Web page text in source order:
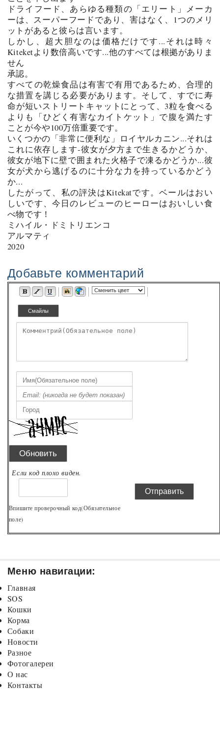
ドライフード、あらゆる種類の「エリート」メーカ
ーは、スーパーフードであり、害はなく、1つのメリ
ットがあると彼らは言います。
しかし、超大胆なのは価格だけです...それは時々
Kiteketより数倍高いです...他のすべては根拠がありま
せん
承認。
すべての乾燥食品は有害で有用であるため、合理的
な措置を講じる必要があります。そして、すでに寿
命が短いストリートキャットにとって、3粒を食べる
よりも「ひどく有害なカイトケット」で腹を満たす
ことが今や100万倍重要です。
いくつかの「非常に便利な」ロイヤルカニン...それは
これに依存します-彼女が夕方まで生きるかどうか、
彼女が地下に壁で囲まれた火格子で凍るかどうか...彼
女が犬から逃げるのに十分な力を持っているかどう
か...
したがって、私の評決はKitekatです。ベールはおい
しいです、今日のレビューのヒーローはおいしい食
べ物です！
ミハイル・ドミトリエンコ
アルマティ
2020
Добавьте комментарий
Если код плохо виден.
Впишите проверочный код(Обязательное
поле)
Меню навигации:
Главная
SOS
Кошки
Корма
Собаки
Новости
Разное
Фотогалереи
О нас
Контакты